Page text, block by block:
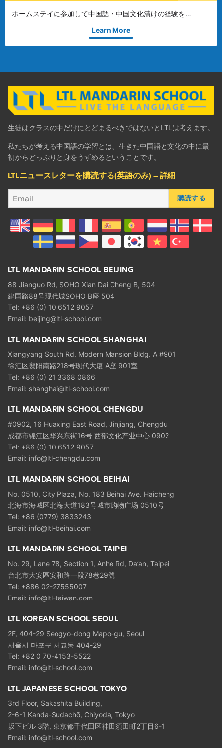
ホームステイに参加して中国語・中国文化漬けの経験を…
Learn More
生徒はクラスの中だけにとどまるべきではないとLTLは考えます。
私たちが考える中国語の学習とは、生きた中国語と文化の中に最
初からどっぷりと身をうずめるということです。
LTLニュースレターを購読する(英語のみ) – 詳細
購読する
LTL MANDARIN SCHOOL BEIJING
88 Jianguo Rd, SOHO Xian Dai Cheng B, 504
建国路88号现代城SOHO B座 504
Tel: +86 (0) 10 6512 9057
Email: beijing@ltl-school.com
LTL MANDARIN SCHOOL SHANGHAI
Xiangyang South Rd. Modern Mansion Bldg. A #901
徐汇区襄阳南路218号现代大厦 A座 901室
Tel: +86 (0) 21 3368 0866
Email: shanghai@ltl-school.com
LTL MANDARIN SCHOOL CHENGDU
#0902, 16 Huaxing East Road, Jinjiang, Chengdu
成都市锦江区华兴东街16号 西部文化产业中心 0902
Tel: +86 (0) 10 6512 9057
Email: info@ltl-chengdu.com
LTL MANDARIN SCHOOL BEIHAI
No. 0510, City Plaza, No. 183 Beihai Ave. Haicheng
北海市海城区北海大道183号城市购物广场 0510号
Tel: +86 (0779) 3833243
Email: info@ltl-beihai.com
LTL MANDARIN SCHOOL TAIPEI
No. 29, Lane 78, Section 1, Anhe Rd, Da’an, Taipei
台北市大安區安和路一段78巷29號
Tel: +886 02-27555007
Email: info@ltl-taiwan.com
LTL KOREAN SCHOOL SEOUL
2F, 404-29 Seogyo-dong Mapo-gu, Seoul
서울시 마포구 서교동 404-29
Tel: +82 0 70-4153-5522
Email: info@ltl-school.com
LTL JAPANESE SCHOOL TOKYO
3rd Floor, Sakashita Building,
2-6-1 Kanda-Sudachō, Chiyoda, Tokyo
坂下ビル 3階, 東京都千代田区神田須田町2丁目6-1
Email: info@ltl-school.com